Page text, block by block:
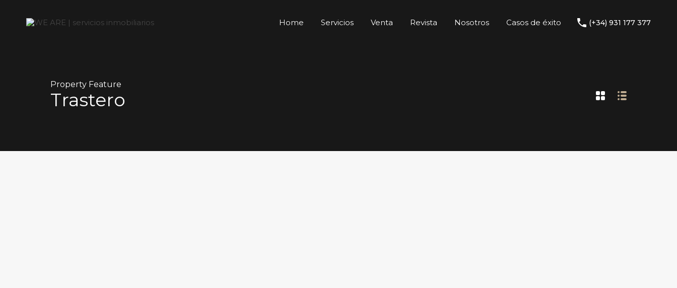
Home Servicios Venta Revista Nosotros Casos de éxito (+34) 931 177 377
Property Feature
Trastero